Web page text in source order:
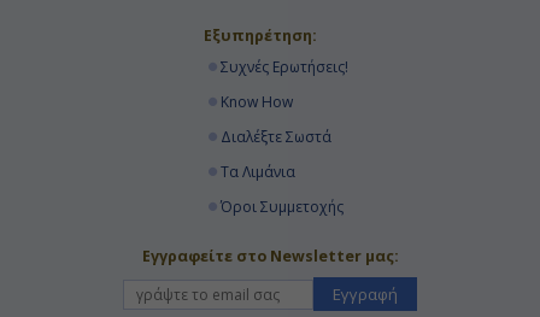
Εξυπηρέτηση:
Συχνές Ερωτήσεις!
Know How
Διαλέξτε Σωστά
Τα Λιμάνια
Όροι Συμμετοχής
Εγγραφείτε στο Newsletter μας:
Εγγραφή